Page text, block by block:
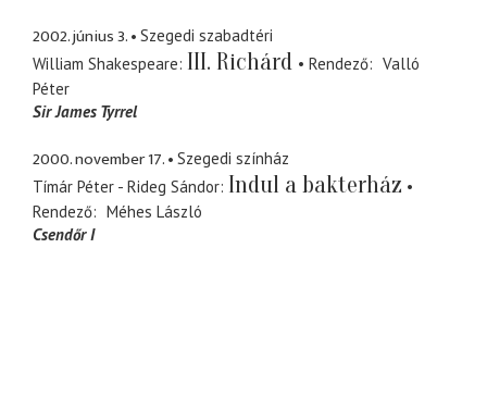
2002. június 3.
Szegedi szabadtéri
William Shakespeare III. Richárd Rendező
Valló
Péter
Sir James Tyrrel
2000. november 17.
Szegedi színház
Tímár Péter - Rideg Sándor Indul a bakterház
Rendező
Méhes László
Csendőr I